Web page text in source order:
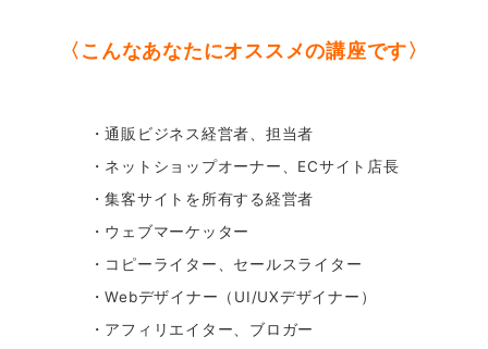
〈こんなあなたにオススメの講座です〉
・通販ビジネス経営者、担当者
・ネットショップオーナー、ECサイト店長
・集客サイトを所有する経営者
・ウェブマーケッター
・コピーライター、セールスライター
・Webデザイナー（UI/UXデザイナー）
・アフィリエイター、ブロガー